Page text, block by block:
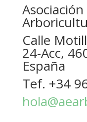
Calle
24-Acc,
España
Tef. +34